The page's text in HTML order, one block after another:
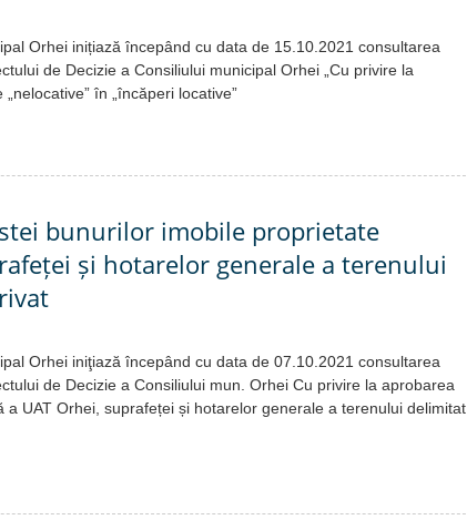
Orhei inițiază începând cu data de 15.10.2021 consultarea
de Decizie a Consiliului municipal Orhei „Cu privire la
în „încăperi locative”
bunurilor imobile proprietate
și hotarelor generale a terenului
Orhei iniţiază începând cu data de 07.10.2021 consultarea
de Decizie a Consiliului mun. Orhei Cu privire la aprobarea
UAT Orhei, suprafeței și hotarelor generale a terenului delimitat